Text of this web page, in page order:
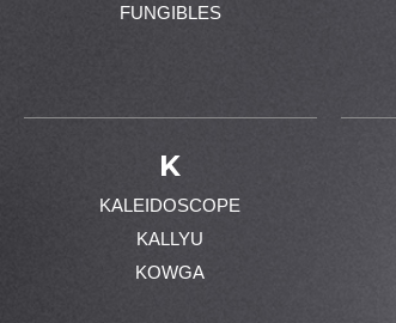
FUNGIBLES
K
KALEIDOSCOPE
KALLYU
KOWGA